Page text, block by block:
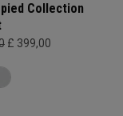
Collection
£ 399,00